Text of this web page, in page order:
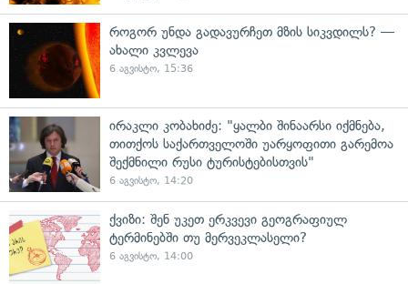
როგორ უნდა გადავურჩეთ მზის სიკვდილს? —
ახალი კვლევა
6 აგვისტო, 15:36
ირაკლი კობახიძე: "ყალბი შინაარსი იქმნება,
თითქოს საქართველოში უარყოფითი გარემოა
შექმნილი რუსი ტურისტებისთვის"
6 აგვისტო, 14:20
ქვიზი: შენ უკეთ ერკვევი გეოგრაფიულ
ტერმინებში თუ მერვეკლასელი?
6 აგვისტო, 14:00